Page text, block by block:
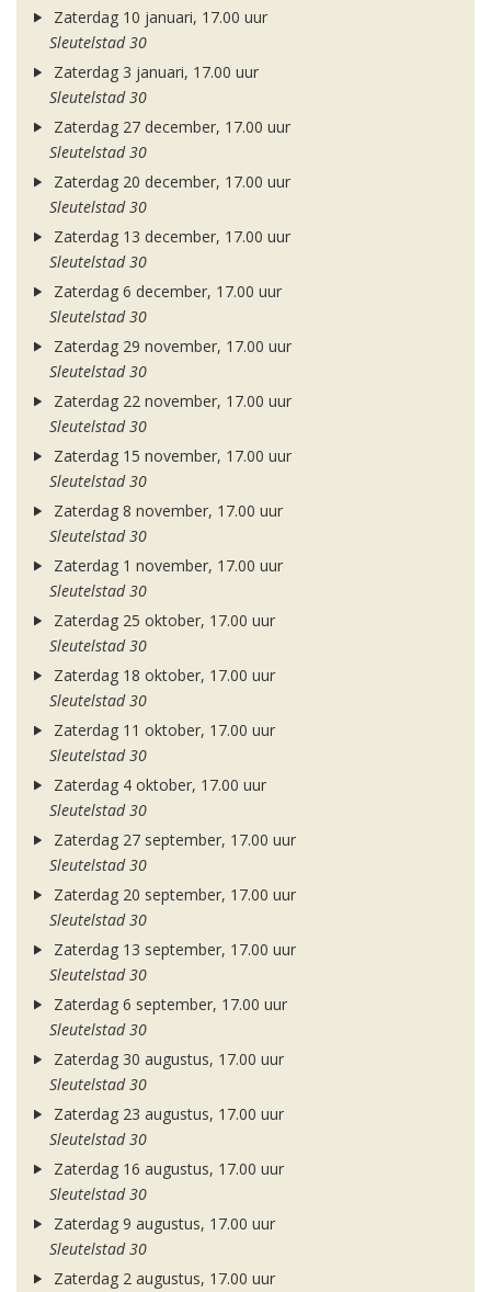
Zaterdag 10 januari, 17.00 uur
Sleutelstad 30
Zaterdag 3 januari, 17.00 uur
Sleutelstad 30
Zaterdag 27 december, 17.00 uur
Sleutelstad 30
Zaterdag 20 december, 17.00 uur
Sleutelstad 30
Zaterdag 13 december, 17.00 uur
Sleutelstad 30
Zaterdag 6 december, 17.00 uur
Sleutelstad 30
Zaterdag 29 november, 17.00 uur
Sleutelstad 30
Zaterdag 22 november, 17.00 uur
Sleutelstad 30
Zaterdag 15 november, 17.00 uur
Sleutelstad 30
Zaterdag 8 november, 17.00 uur
Sleutelstad 30
Zaterdag 1 november, 17.00 uur
Sleutelstad 30
Zaterdag 25 oktober, 17.00 uur
Sleutelstad 30
Zaterdag 18 oktober, 17.00 uur
Sleutelstad 30
Zaterdag 11 oktober, 17.00 uur
Sleutelstad 30
Zaterdag 4 oktober, 17.00 uur
Sleutelstad 30
Zaterdag 27 september, 17.00 uur
Sleutelstad 30
Zaterdag 20 september, 17.00 uur
Sleutelstad 30
Zaterdag 13 september, 17.00 uur
Sleutelstad 30
Zaterdag 6 september, 17.00 uur
Sleutelstad 30
Zaterdag 30 augustus, 17.00 uur
Sleutelstad 30
Zaterdag 23 augustus, 17.00 uur
Sleutelstad 30
Zaterdag 16 augustus, 17.00 uur
Sleutelstad 30
Zaterdag 9 augustus, 17.00 uur
Sleutelstad 30
Zaterdag 2 augustus, 17.00 uur